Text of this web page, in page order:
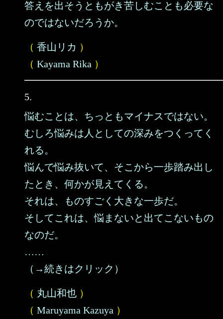
答えを出そうともがき苦しむことも必要な
のではないだろうか。
（ 香山リカ ）
（ Kayama Rika ）
5.
悩むことは、ちっともマイナスではない。
むしろ悩みは人としての深みをつくってく
れる。
悩んで悩み抜いて、そこから一歩踏み出し
たとき、何かが見えてくる。
それは、ものすごく大きな一歩だ。
そしてこれは、悩まないと出てこないもの
なのだ。
……
（→続きはクリック）
（ 丸山和也 ）
（ Maruyama Kazuya ）